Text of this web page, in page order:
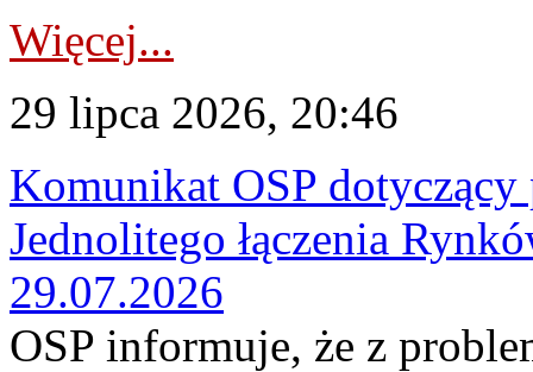
Więcej...
29 lipca 2026, 20:46
Komunikat OSP
Jednolitego łączenia
29.07.2026
OSP informuje, że z